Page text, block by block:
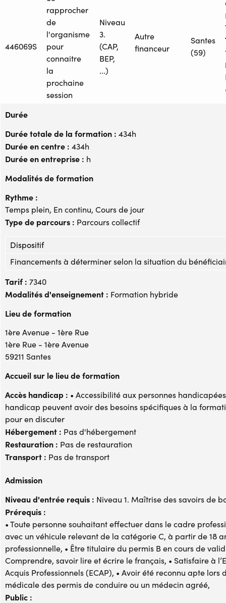
446069S
rapprocher
de
l'organisme
pour
connaitre
la
prochaine
session
Niveau
3.
(CAP,
BEP,
...)
Autre
financeur
Santes
(59)
Durée
Durée totale de la formation : 434h
Durée en centre : 434h
Durée en entreprise : h
Modalités de formation
Rythme :
Temps plein, En continu, Cours de jour
Type de parcours : Parcours collectif
Dispositif
Financements à déterminer selon la situation du
Tarif : 7340
Modalités d'enseignement : Formation hybride
Lieu de formation
1ère Avenue - 1ère Rue
1ère Rue - 1ère Avenue
59211 Santes
Accueil sur le lieu de formation
Accès handicap : • Accessibilité aux personnes
handicap peuvent avoir des besoins spécifiques à la
pour en discuter
Hébergement : Pas d'hébergement
Restauration : Pas de restauration
Transport : Pas de transport
Admission
Niveau d'entrée requis : Niveau 1. Maîtrise des savoirs de
Prérequis :
• Toute personne souhaitant effectuer dans le cadre
avec un véhicule relevant de la catégorie C, à partir de 18
professionnelle, • Être titulaire du permis B en cours de
Comprendre, savoir lire et écrire le français, • Satisfaire à
Acquis Professionnels (ECAP), • Avoir été reconnu apte lors
médicale des permis de conduire ou un médecin agréé,
Public :